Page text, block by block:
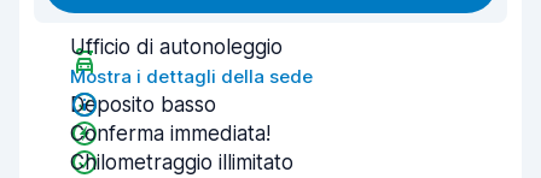
Ufficio di autonoleggio
Mostra i dettagli della sede
Deposito basso
Conferma immediata!
Chilometraggio illimitato